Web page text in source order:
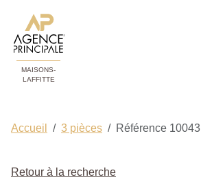
MAISONS-
LAFFITTE
Accueil 3 pièces Référence 10043
Retour à la recherche